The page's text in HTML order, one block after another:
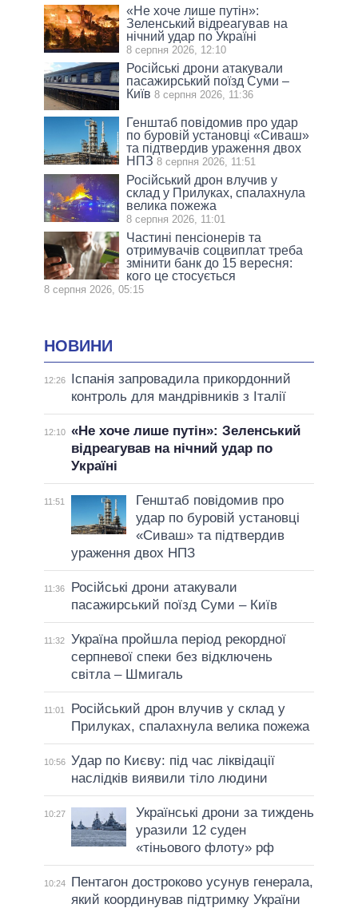
«Не хоче лише путін»:
Зеленський відреагував на
нічний удар по Україні
8 серпня 2026, 12:10
Російські дрони атакували
пасажирський поїзд Суми –
Київ 8 серпня 2026, 11:36
Генштаб повідомив про удар
по буровій установці «Сиваш»
та підтвердив ураження двох
НПЗ 8 серпня 2026, 11:51
Російський дрон влучив у
склад у Прилуках, спалахнула
велика пожежа
8 серпня 2026, 11:01
Частині пенсіонерів та
отримувачів соцвиплат треба
змінити банк до 15 вересня:
кого це стосується
8 серпня 2026, 05:15
НОВИНИ
12:26
Іспанія запровадила прикордонний
контроль для мандрівників з Італії
12:10 «Не хоче лише путін»: Зеленський
відреагував на нічний удар по
Україні
11:51
Генштаб повідомив про
удар по буровій установці
«Сиваш» та підтвердив
ураження двох НПЗ
11:36
Російські дрони атакували
пасажирський поїзд Суми – Київ
11:32
Україна пройшла період рекордної
серпневої спеки без відключень
світла – Шмигаль
11:01
Російський дрон влучив у склад у
Прилуках, спалахнула велика пожежа
10:56 Удар по Києву: під час ліквідації
наслідків виявили тіло людини
10:27
Українські дрони за тиждень
уразили 12 суден
«тіньового флоту» рф
10:24
Пентагон достроково усунув генерала,
який координував підтримку України